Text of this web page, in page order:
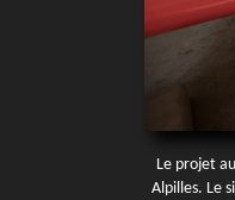
Le projet
Alpilles. Le